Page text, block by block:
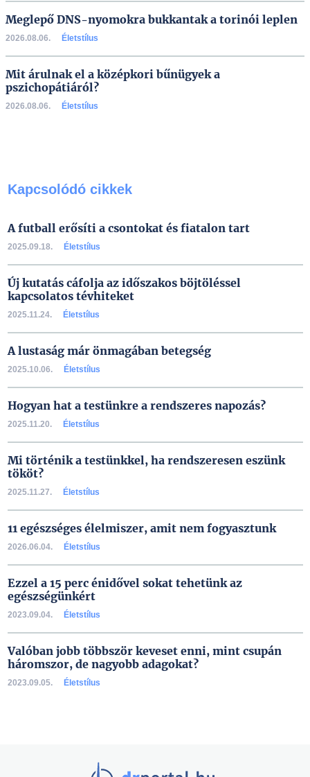
Meglepő DNS-nyomokra bukkantak a torinói leplen
2026.08.06. Életstílus
Mit árulnak el a középkori bűnügyek a
pszichopátiáról?
2026.08.06. Életstílus
Kapcsolódó cikkek
A futball erősíti a csontokat és fiatalon tart
2025.09.18. Életstílus
Új kutatás cáfolja az időszakos böjtöléssel
kapcsolatos tévhiteket
2025.11.24. Életstílus
A lustaság már önmagában betegség
2025.10.06. Életstílus
Hogyan hat a testünkre a rendszeres napozás?
2025.11.20. Életstílus
Mi történik a testünkkel, ha rendszeresen eszünk
tököt?
2025.11.27. Életstílus
11 egészséges élelmiszer, amit nem fogyasztunk
2026.06.04. Életstílus
Ezzel a 15 perc énidővel sokat tehetünk az
egészségünkért
2023.09.04. Életstílus
Valóban jobb többször keveset enni, mint csupán
háromszor, de nagyobb adagokat?
2023.09.05. Életstílus